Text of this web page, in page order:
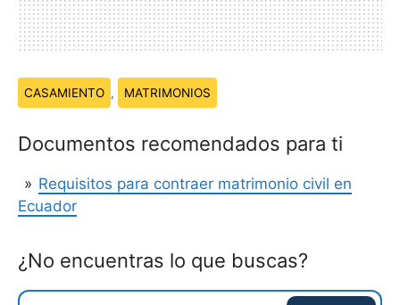
Temas:
CASAMIENTO , MATRIMONIOS
Documentos recomendados para ti
Requisitos para contraer matrimonio civil en
Ecuador
¿No encuentras lo que buscas?